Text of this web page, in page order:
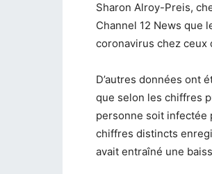
Sharon Alroy-Preis,
Channel 12 News que
coronavirus chez ceux
D’autres données ont
que selon les chiffres
personne soit infectée
chiffres distincts
avait entraîné une